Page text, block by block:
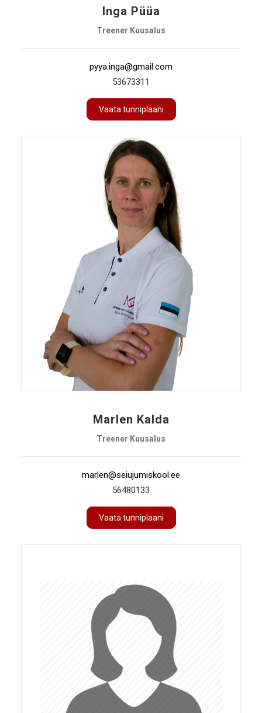
Inga Püüa
Treener Kuusalus
pyya.inga@gmail.com
53673311
Vaata tunniplaani
Marlen Kalda
Treener Kuusalus
marlen@seiujumiskool.ee
56480133
Vaata tunniplaani